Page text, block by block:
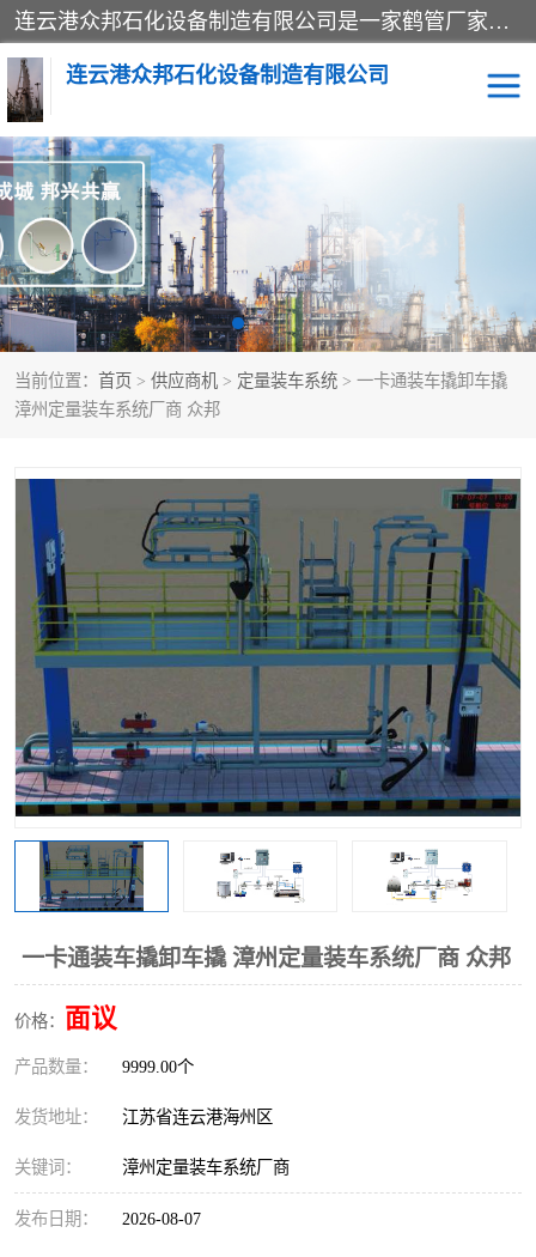
连云港众邦石化设备制造有限公司是一家鹤管厂家主营：鹤管、装车鹤管等，是致力于石油、石化等流体装卸设备(主要产品如鹤管、输油臂、脱缆钩等)的咨询、设计、制造、检测、安装指导、系统调试、维修维护等业务的公司。
连云港众邦石化设备制造有限公司
当前位置： 首页 > 供应商机 > 定量装车系统 > 一卡通装车撬卸车撬
漳州定量装车系统厂商 众邦
一卡通装车撬卸车撬 漳州定量装车系统厂商 众邦
价格： 面议
产品数量： 9999.00个
发货地址： 江苏省连云港海州区
关键词： 漳州定量装车系统厂商
发布日期： 2026-08-07
鹤管 顶部装卸鹤管
底部装卸鹤管 LNG低温鹤管
液氨鹤管 液化气鹤管
鹤管配件 活动梯栈台
撬装系统设备